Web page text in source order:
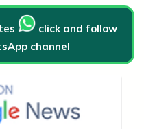
click and follow
channel